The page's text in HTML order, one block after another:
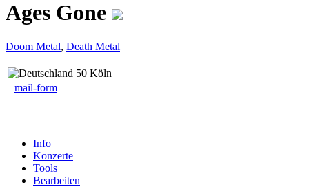
Ages Gone
Doom Metal, Death Metal
50 Köln
mail-form
Info
Konzerte
Tools
Bearbeiten